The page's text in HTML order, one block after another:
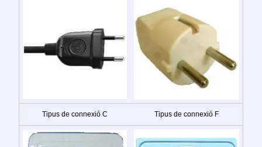
Tipus de connexió C Tipus de connexió F